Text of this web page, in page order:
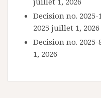
Decision no. 2025-
2025 juillet 1, 2026
Decision no. 2025-
1, 2026